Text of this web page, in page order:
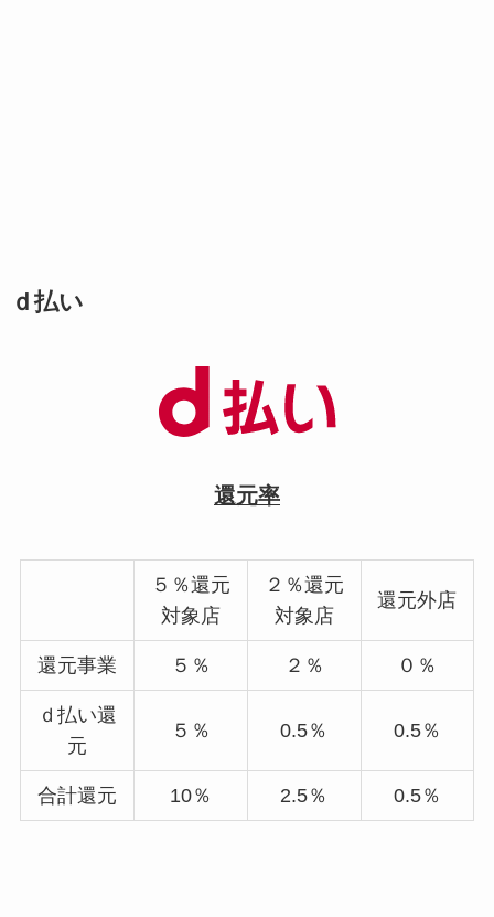
ｄ払い
還元率
５％還元
対象店
２％還元
対象店
還元外店
還元事業 ５％ ２％ ０％
ｄ払い還
元
５％ 0.5％ 0.5％
合計還元 10％ 2.5％ 0.5％